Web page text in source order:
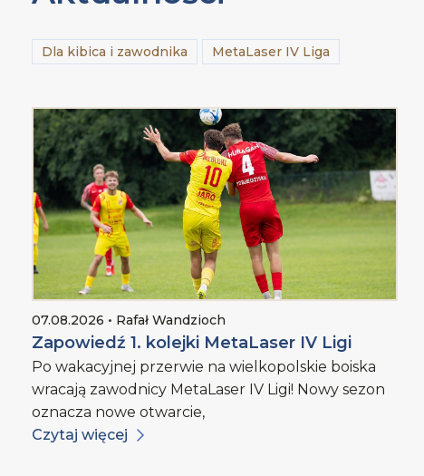
Dla kibica i zawodnika MetaLaser IV Liga
07.08.2026 • Rafał Wandzioch
Zapowiedź 1. kolejki MetaLaser IV Ligi
Po wakacyjnej przerwie na wielkopolskie boiska
wracają zawodnicy MetaLaser IV Ligi! Nowy sezon
oznacza nowe otwarcie,
Czytaj więcej